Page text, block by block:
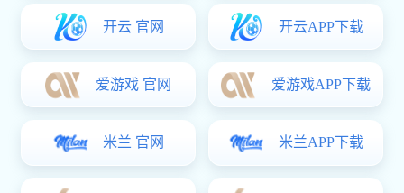
当前位置：亿万28 装备巡检巡修系统 ISEMS-EPI
产品概述
ISEMS-EPI